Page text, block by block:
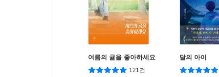
여름의 귤을 좋아하세요
121건
달의 아이